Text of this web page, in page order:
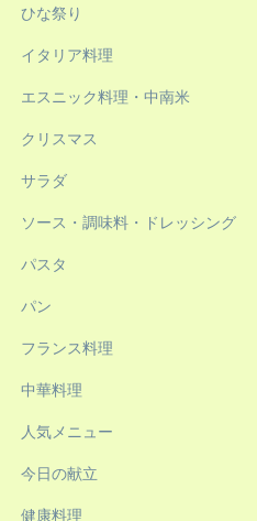
ひな祭り
イタリア料理
エスニック料理・中南米
クリスマス
サラダ
ソース・調味料・ドレッシング
パスタ
パン
フランス料理
中華料理
人気メニュー
今日の献立
健康料理